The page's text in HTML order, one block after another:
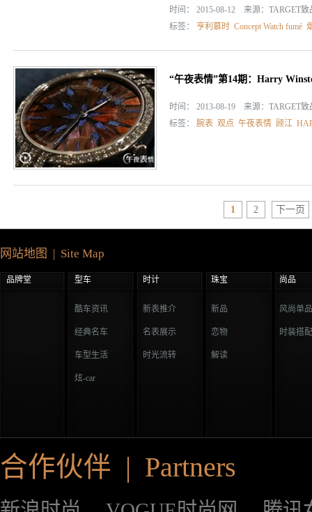
时间： 2015-08-12 来源： TARGET致
标签： 亨利慕时 Concept Watch fumé
“午夜表情”第14期：Harry
时间： 2013-08-19 来源： TARGET致
标签： 腕表 观点 午夜表情 顾江
1 2 下一页
网站地图 | Site Map
品牌堂 型车 时计 珠宝 尚品
酷车资讯
经典名车
车型生活
炫-car
新表推介
名表展示
时光流转
新品
恋物
解读
风尚单品
时装搭配
合作伙伴 | Partners